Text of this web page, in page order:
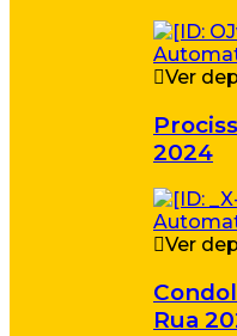
Ver
2024
Ver
Rua